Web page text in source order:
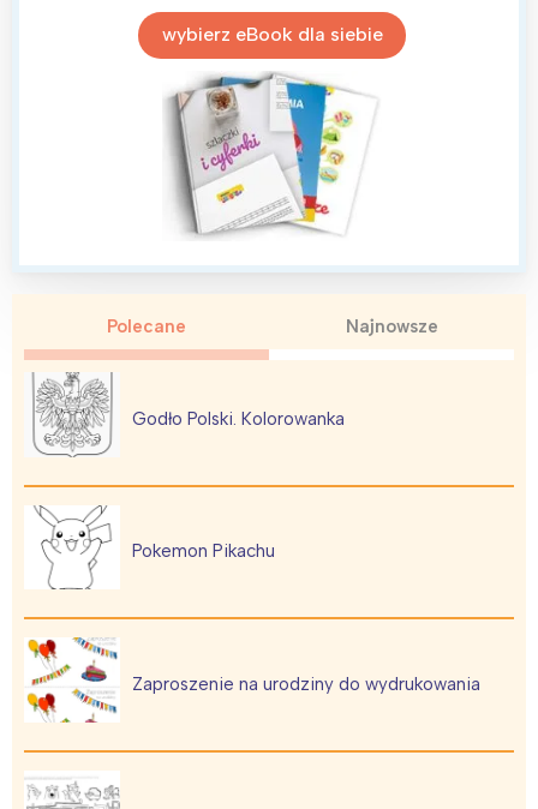
wybierz eBook dla siebie
Polecane Najnowsze
Godło Polski. Kolorowanka
Pokemon Pikachu
Zaproszenie na urodziny do wydrukowania